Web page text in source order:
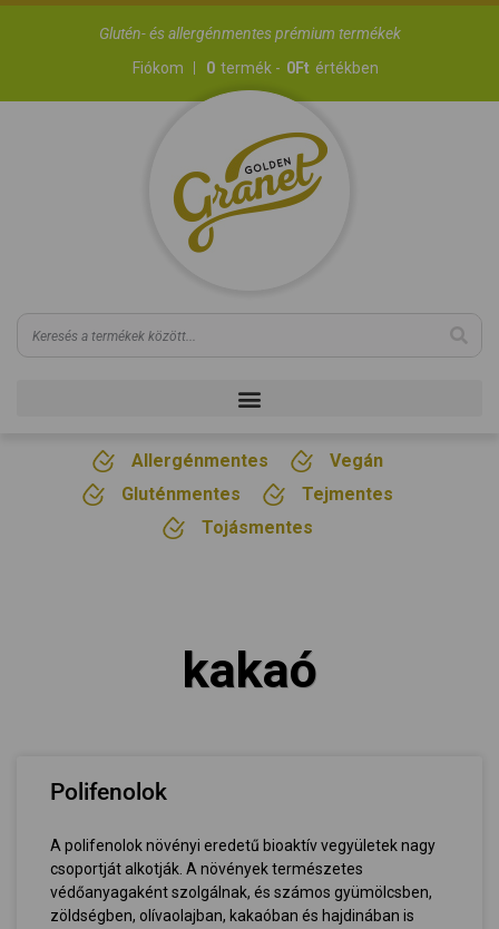
Glutén- és allergénmentes prémium termékek
Fiókom
0 termék - 0Ft értékben
Allergénmentes
Vegán
Gluténmentes
Tejmentes
Tojásmentes
kakaó
Polifenolok
A polifenolok növényi eredetű bioaktív vegyületek nagy
csoportját alkotják. A növények természetes
védőanyagaként szolgálnak, és számos gyümölcsben,
zöldségben, olívaolajban, kakaóban és hajdinában is